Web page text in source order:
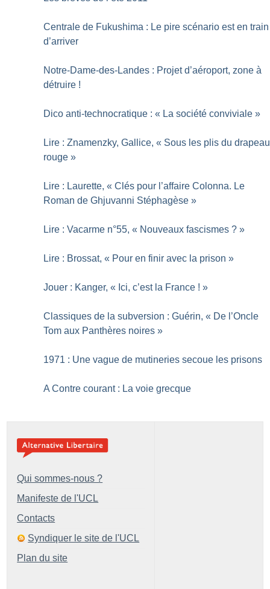
Centrale de Fukushima : Le pire scénario est en train
d’arriver
Notre-Dame-des-Landes : Projet d’aéroport, zone à
détruire !
Dico anti-technocratique : « La société conviviale »
Lire : Znamenzky, Gallice, « Sous les plis du drapeau
rouge »
Lire : Laurette, « Clés pour l’affaire Colonna. Le
Roman de Ghjuvanni Stéphagèse »
Lire : Vacarme n°55, « Nouveaux fascismes ? »
Lire : Brossat, « Pour en finir avec la prison »
Jouer : Kanger, « Ici, c’est la France ! »
Classiques de la subversion : Guérin, « De l’Oncle
Tom aux Panthères noires »
1971 : Une vague de mutineries secoue les prisons
A Contre courant : La voie grecque
Qui sommes-nous ?
Manifeste de l'UCL
Contacts
Syndiquer le site de l'UCL
Plan du site